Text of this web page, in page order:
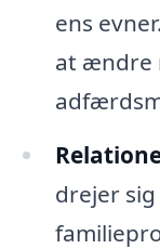
ens
at ændre
drejer